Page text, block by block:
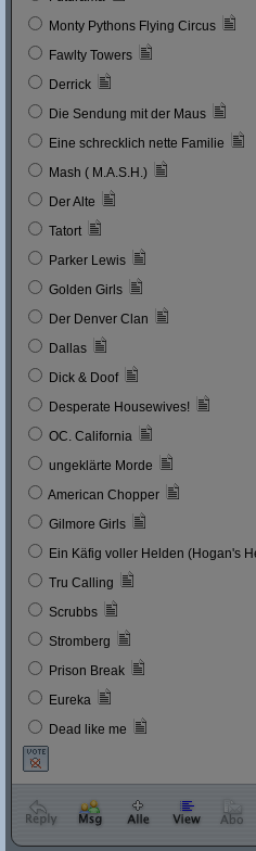
Monty Pythons Flying Circus
Fawlty Towers
Derrick
Die Sendung mit der Maus
Eine schrecklich nette Familie
Mash ( M.A.S.H.)
Der Alte
Tatort
Parker Lewis
Golden Girls
Der Denver Clan
Dallas
Dick & Doof
Desperate Housewives!
OC. California
ungeklärte Morde
American Chopper
Gilmore Girls
Ein Käfig voller Helden (Hogan's
Tru Calling
Scrubbs
Stromberg
Prison Break
Eureka
Dead like me